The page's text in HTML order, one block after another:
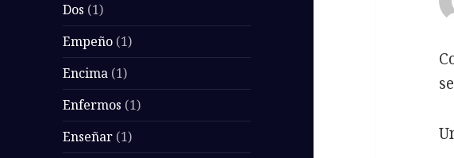
Dos (1)
Empeño (1)
Encima (1)
Enfermos (1)
Enseñar (1)